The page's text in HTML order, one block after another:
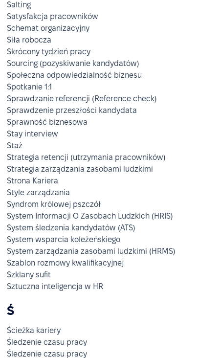
Salting
Satysfakcja pracowników
Schemat organizacyjny
Siła robocza
Skrócony tydzień pracy
Sourcing (pozyskiwanie kandydatów)
Społeczna odpowiedzialność biznesu
Spotkanie 1:1
Sprawdzanie referencji (Reference check)
Sprawdzenie przeszłości kandydata
Sprawność biznesowa
Stay interview
Staż
Strategia retencji (utrzymania pracowników)
Strategia zarządzania zasobami ludzkimi
Strona Kariera
Style zarządzania
Syndrom królowej pszczół
System Informacji O Zasobach Ludzkich (HRIS)
System śledzenia kandydatów (ATS)
System wsparcia koleżeńskiego
System zarządzania zasobami ludzkimi (HRMS)
Szablon rozmowy kwalifikacyjnej
Szklany sufit
Sztuczna inteligencja w HR
Ś
Ścieżka kariery
Śledzenie czasu pracy
Śledzenie czasu pracy